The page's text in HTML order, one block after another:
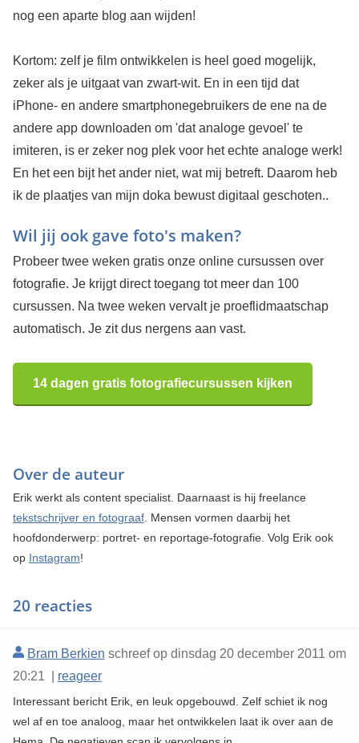
nog een aparte blog aan wijden!
Kortom: zelf je film ontwikkelen is heel goed mogelijk,
zeker als je uitgaat van zwart-wit. En in een tijd dat
iPhone- en andere smartphonegebruikers de ene na de
andere app downloaden om 'dat analoge gevoel' te
imiteren, is er zeker nog plek voor het echte analoge werk!
En het een bijt het ander niet, wat mij betreft. Daarom heb
ik de plaatjes van mijn doka bewust digitaal geschoten..
Wil jij ook gave foto's maken?
Probeer twee weken gratis onze online cursussen over
fotografie. Je krijgt direct toegang tot meer dan 100
cursussen. Na twee weken vervalt je proeflidmaatschap
automatisch. Je zit dus nergens aan vast.
14 dagen gratis fotografiecursussen kijken
Over de auteur
Erik werkt als content specialist. Daarnaast is hij freelance
tekstschrijver en fotograaf. Mensen vormen daarbij het
hoofdonderwerp: portret- en reportage-fotografie. Volg Erik ook
op Instagram!
20 reacties
Bram Berkien schreef op dinsdag 20 december 2011 om
20:21 | reageer
Interessant bericht Erik, en leuk opgebouwd. Zelf schiet ik nog
wel af en toe analoog, maar het ontwikkelen laat ik over aan de